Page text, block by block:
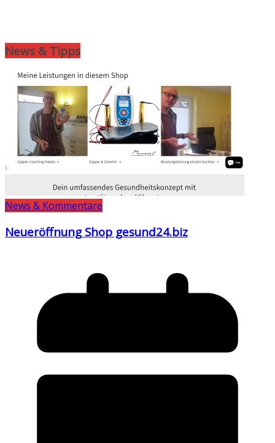
News & Tipps
News & Kommentare
Neueröffnung Shop gesund24.biz